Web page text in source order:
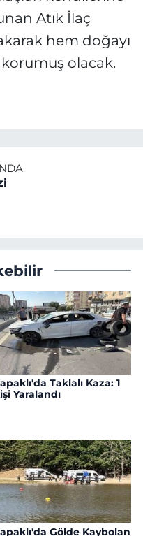
Atık İlaç
hem doğayı
korumuş olacak.
Taklalı Kaza: 1
Yaralandı
Gölde Kaybolan